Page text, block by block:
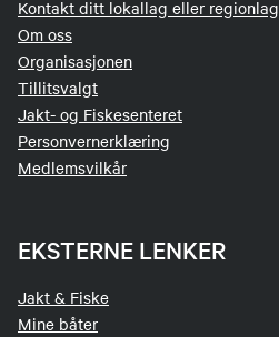
Kontakt ditt lokallag eller regionlag
Om oss
Organisasjonen
Tillitsvalgt
Jakt- og Fiskesenteret
Personvernerklæring
Medlemsvilkår
EKSTERNE LENKER
Jakt & Fiske
Mine båter